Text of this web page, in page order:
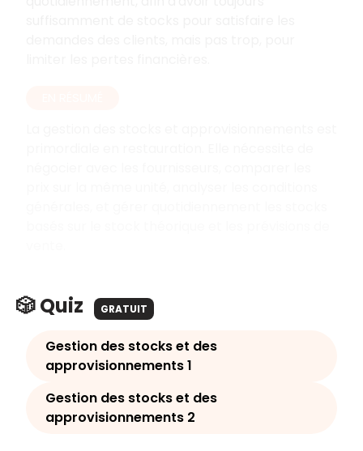
🎲 Quiz GRATUIT
Gestion des stocks et des
approvisionnements 1
Gestion des stocks et des
approvisionnements 2